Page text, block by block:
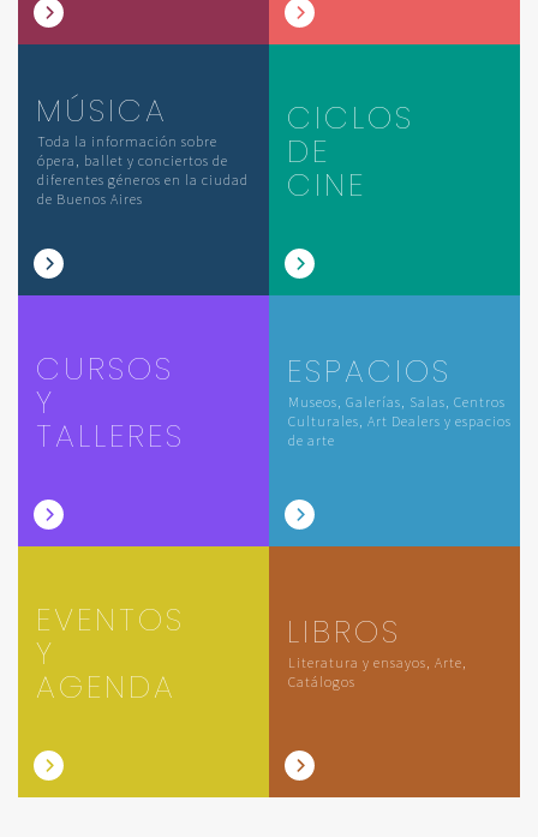
MÚSICA
Toda la información sobre
ópera, ballet y conciertos de
diferentes géneros en la ciudad
de Buenos Aires
CICLOS
DE
CINE
CURSOS
Y
TALLERES
ESPACIOS
Museos, Galerías, Salas, Centros
Culturales, Art Dealers y espacios
de arte
EVENTOS
Y
AGENDA
LIBROS
Literatura y ensayos, Arte,
Catálogos